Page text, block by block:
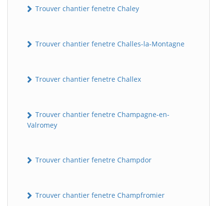
Trouver chantier fenetre Chaley
Trouver chantier fenetre Challes-la-Montagne
Trouver chantier fenetre Challex
Trouver chantier fenetre Champagne-en-
Valromey
Trouver chantier fenetre Champdor
Trouver chantier fenetre Champfromier